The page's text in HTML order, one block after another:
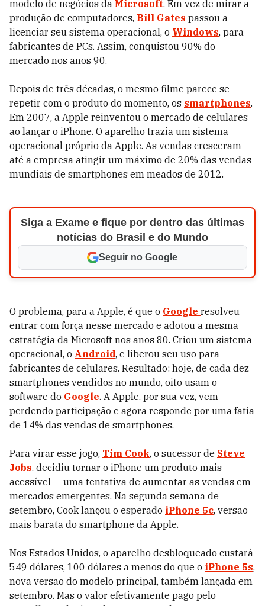
modelo de negócios da Microsoft. Em vez de mirar a
produção de computadores, Bill Gates passou a
licenciar seu sistema operacional, o Windows, para
fabricantes de PCs. Assim, conquistou 90% do
mercado nos anos 90.
Depois de três décadas, o mesmo filme parece se
repetir com o produto do momento, os smartphones.
Em 2007, a Apple reinventou o mercado de celulares
ao lançar o iPhone. O aparelho trazia um sistema
operacional próprio da Apple. As vendas cresceram
até a empresa atingir um máximo de 20% das vendas
mundiais de smartphones em meados de 2012.
Siga a Exame e fique por dentro das últimas
notícias do Brasil e do Mundo
Seguir no Google
O problema, para a Apple, é que o Google resolveu
entrar com força nesse mercado e adotou a mesma
estratégia da Microsoft nos anos 80. Criou um sistema
operacional, o Android, e liberou seu uso para
fabricantes de celulares. Resultado: hoje, de cada dez
smart­phones vendidos no mundo, oito usam o
software do Google. A Apple, por sua vez, vem
perdendo participação e agora responde por uma fatia
de 14% das vendas de smartphones.
Para virar esse jogo, Tim Cook, o sucessor de Steve
Jobs, decidiu tornar o iPhone um produto mais
acessível — uma tentativa de aumentar as vendas em
mercados emergentes. Na segunda semana de
setembro, Cook lançou o esperado iPhone 5c, versão
mais barata do smartphone da Apple.
Nos Estados Unidos, o aparelho desbloqueado custa­rá
549 dólares, 100 dólares a menos do que o iPhone 5s,
nova versão do modelo principal, também lançada em
setembro. Mas o valor efetivamente pago pelo